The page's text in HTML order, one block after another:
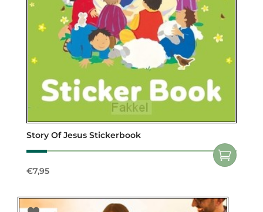
Story Of Jesus Stickerbook
€7,95